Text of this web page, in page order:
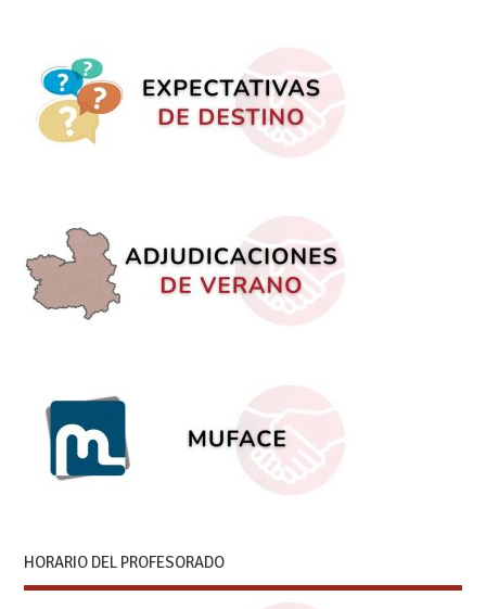
HORARIO DEL PROFESORADO